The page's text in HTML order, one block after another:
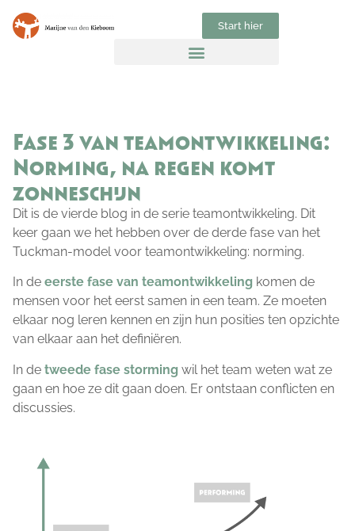
Start hier
Fase 3 van teamontwikkeling:
Norming, na regen komt
zonneschijn
Dit is de vierde blog in de serie teamontwikkeling. Dit
keer gaan we het hebben over de derde fase van het
Tuckman-model voor teamontwikkeling: norming.
In de eerste fase van teamontwikkeling komen de
mensen voor het eerst samen in een team. Ze moeten
elkaar nog leren kennen en zijn hun posities ten opzichte
van elkaar aan het definiëren.
In de tweede fase storming wil het team weten wat ze
gaan en hoe ze dit gaan doen. Er ontstaan conflicten en
discussies.